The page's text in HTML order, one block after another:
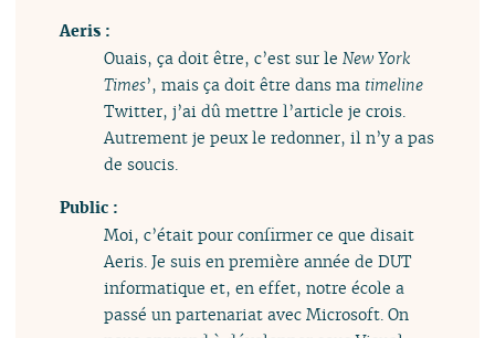
Aeris :
Ouais, ça doit être, c’est sur leNew York
Times’, mais ça doit être dans ma timeline
Twitter, j’ai dû mettre l’article je crois.
Autrement je peux le redonner, il n’y a pas
de soucis.
Public :
Moi, c’était pour confirmer ce que disait
Aeris. Je suis en première année de DUT
informatique et, en effet, notre école a
passé un partenariat avec Microsoft. On